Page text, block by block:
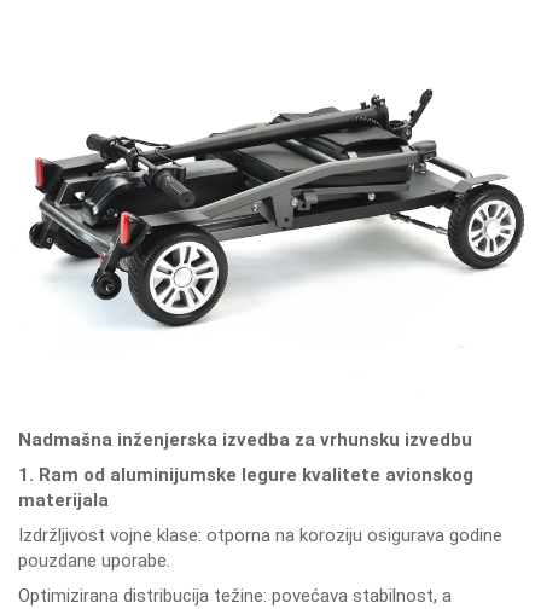
Nadmašna inženjerska izvedba za vrhunsku izvedbu
1. Ram od aluminijumske legure kvalitete avionskog
materijala
Izdržljivost vojne klase: otporna na koroziju osigurava godine
pouzdane uporabe.
Optimizirana distribucija težine: povećava stabilnost, a